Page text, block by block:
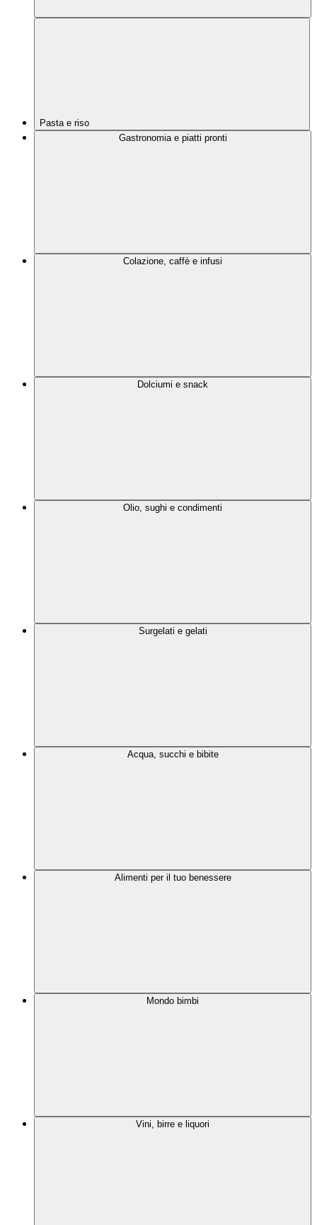
Pasta e riso
Gastronomia e piatti pronti
Colazione, caffè e infusi
Dolciumi e snack
Olio, sughi e condimenti
Surgelati e gelati
Acqua, succhi e bibite
Alimenti per il tuo benessere
Mondo bimbi
Vini, birre e liquori